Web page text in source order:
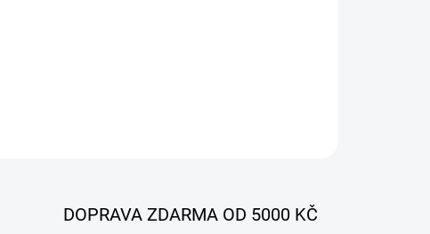
DOPRAVA ZDARMA OD 5000 KČ